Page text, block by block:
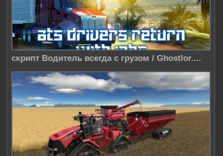
скрипт Водитель всегда с грузом / Ghostlor....